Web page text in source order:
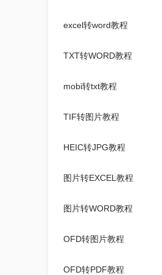
excel转word教程
TXT转WORD教程
mobi转txt教程
TIF转图片教程
HEIC转JPG教程
图片转EXCEL教程
图片转WORD教程
OFD转图片教程
OFD转PDF教程